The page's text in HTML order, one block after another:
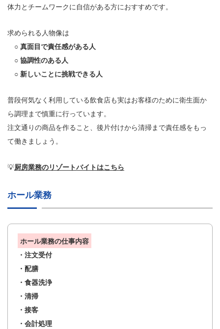
体力とチームワークに自信がある方におすすめです。
求められる人物像は
○ 真面目で責任感がある人
○ 協調性のある人
○ 新しいことに挑戦できる人
普段何気なく利用している飲食店も実はお客様のために衛生面か
ら調理まで慎重に行っています。
注文通りの商品を作ること、後片付けから清掃まで責任感をもっ
て働きましょう。
💡厨房業務のリゾートバイトはこちら
ホール業務
ホール業務の仕事内容
・注文受付
・配膳
・食器洗浄
・清掃
・接客
・会計処理